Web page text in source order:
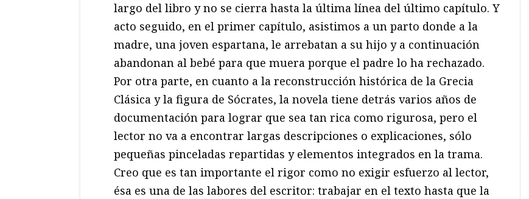
largo del libro y no se cierra hasta la última línea del último capítulo. Y
acto seguido, en el primer capítulo, asistimos a un parto donde a la
madre, una joven espartana, le arrebatan a su hijo y a continuación
abandonan al bebé para que muera porque el padre lo ha rechazado.
Por otra parte, en cuanto a la reconstrucción histórica de la Grecia
Clásica y la figura de Sócrates, la novela tiene detrás varios años de
documentación para lograr que sea tan rica como rigurosa, pero el
lector no va a encontrar largas descripciones o explicaciones, sólo
pequeñas pinceladas repartidas y elementos integrados en la trama.
Creo que es tan importante el rigor como no exigir esfuerzo al lector,
ésa es una de las labores del escritor: trabajar en el texto hasta que la